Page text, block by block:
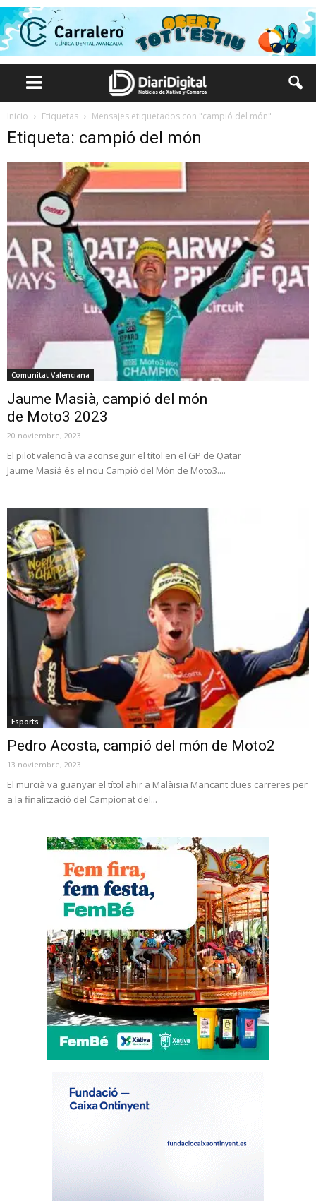
Inicio Etiquetas Mensajes etiquetados con "campió del món"
Etiqueta: campió del món
Comunitat Valenciana
Jaume Masià, campió del món
de Moto3 2023
20 noviembre, 2023
El pilot valencià va aconseguir el títol en el GP de Qatar
Jaume Masià és el nou Campió del Món de Moto3....
Esports
Pedro Acosta, campió del món de Moto2
13 noviembre, 2023
El murcià va guanyar el títol ahir a Malàisia Mancant dues carreres per
a la finalització del Campionat del...